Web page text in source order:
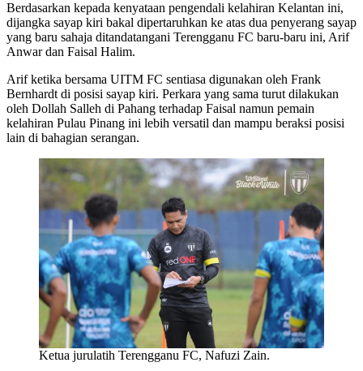
Berdasarkan kepada kenyataan pengendali kelahiran Kelantan ini,
dijangka sayap kiri bakal dipertaruhkan ke atas dua penyerang sayap
yang baru sahaja ditandatangani Terengganu FC baru-baru ini, Arif
Anwar dan Faisal Halim.
Arif ketika bersama UITM FC sentiasa digunakan oleh Frank
Bernhardt di posisi sayap kiri. Perkara yang sama turut dilakukan
oleh Dollah Salleh di Pahang terhadap Faisal namun pemain
kelahiran Pulau Pinang ini lebih versatil dan mampu beraksi posisi
lain di bahagian serangan.
Ketua jurulatih Terengganu FC, Nafuzi Zain.